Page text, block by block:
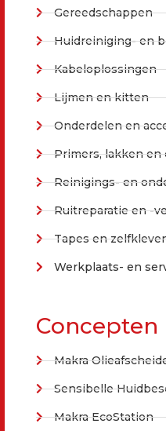
Gereedschappen
Huidreiniging- en
Kabeloplossingen
Lijmen en kitten
Onderdelen en
Primers, lakken en
Reinigings- en
Ruitreparatie en -
Tapes en
Werkplaats- en
Concepten
Makra
Sensibelle
Makra EcoStation